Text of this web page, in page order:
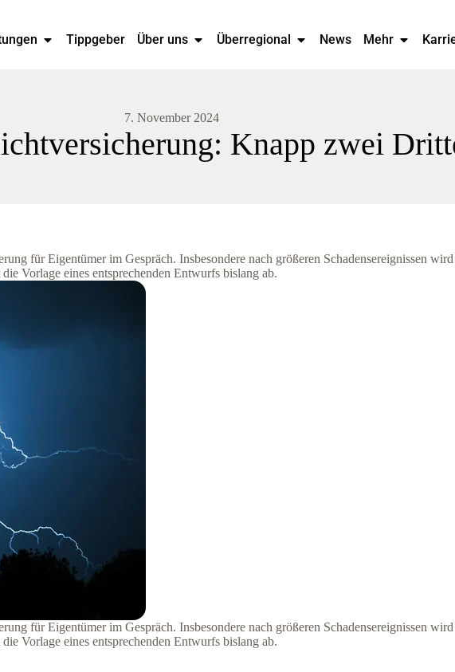
Tippgeber Über uns Überregional News Mehr
7. November 2024
Knapp zwei
für Eigentümer im Gespräch. Insbesondere nach größeren Schadensereignissen
Vorlage eines entsprechenden Entwurfs bislang ab.
für Eigentümer im Gespräch. Insbesondere nach größeren Schadensereignissen
Vorlage eines entsprechenden Entwurfs bislang ab.